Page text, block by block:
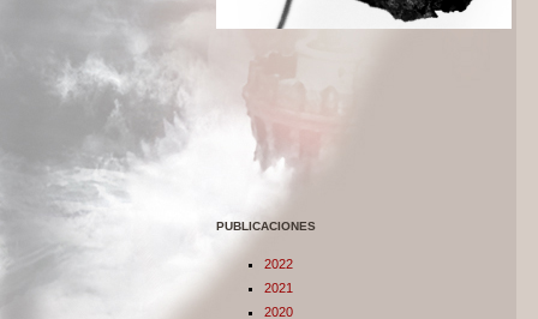
PUBLICACIONES
2022
2021
2020